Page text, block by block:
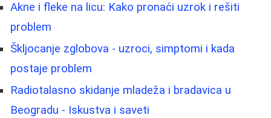
Akne i fleke na licu: Kako pronaći uzrok i rešiti
problem
Škljocanje zglobova - uzroci, simptomi i kada
postaje problem
Radiotalasno skidanje mladeža i bradavica u
Beogradu - Iskustva i saveti